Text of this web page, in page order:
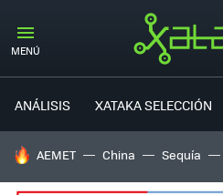
MENÚ
ANÁLISIS XATAKA SELECCIÓN
HOY SE HABLA DE
AEMET China Sequía